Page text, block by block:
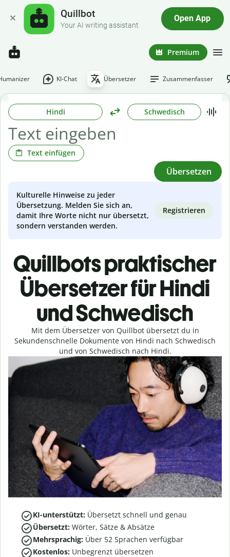
Quillbot
Your AI writing assistant
Open App
Premium
KI-Chat Übersetzer Zusammenfasser
Hindi Schwedisch
Text einfügen
Übersetzen
Kulturelle Hinweise zu jeder
Übersetzung. Melden Sie sich an,
damit Ihre Worte nicht nur übersetzt,
sondern verstanden werden.
Registrieren
Quillbots praktischer
Übersetzer für Hindi
und Schwedisch
Mit dem Übersetzer von Quillbot übersetzt du in
Sekundenschnelle Dokumente von Hindi nach Schwedisch
und von Schwedisch nach Hindi.
KI-unterstützt: Übersetzt schnell und genau
Übersetzt: Wörter, Sätze & Absätze
Mehrsprachig: Über 52 Sprachen verfügbar
Kostenlos: Unbegrenzt übersetzen